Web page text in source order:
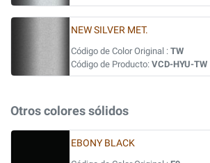
NEW SILVER MET.
Código de Color Original : TW
Código de Producto: VCD-HYU-TW
Otros colores sólidos
EBONY BLACK